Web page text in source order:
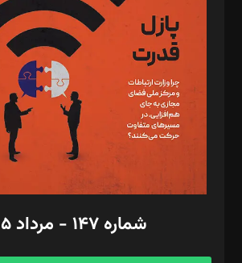
تحریریه‌: مجتبی محمود‌ی، آرش برهمند، یسنا
مصطفی مسجدی آرانی، ابوالفضل رجبی، زهرا فکرانه،
رستمی،مصطفی باستان
ویرایش: نگار استاد‌‌آقا
طراح یونیفرم: مجید توکلی
فیلمبرداری و عکاسی: امیر شفیعی، مانی لطفی زاده
گرافیک و صفحه‌آرایی: سید‌سبحان‌علی ثابت
مد‌یر توسعه تجاری: کامبیز برید‌
امور مالی: شاپور رهبری، محمد‌ کاظمی‌نیا
آگهی و مشترکین: ۰۹۱۹۹۹۹۰۴۵۴
شماره ۱۴۷ - مرداد ۱۴۰۵